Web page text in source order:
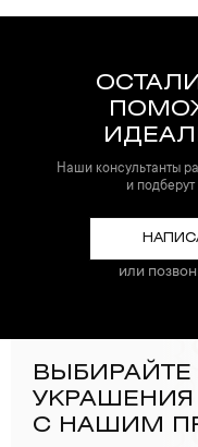
Наши консультанты
и
или
С НАШИМ